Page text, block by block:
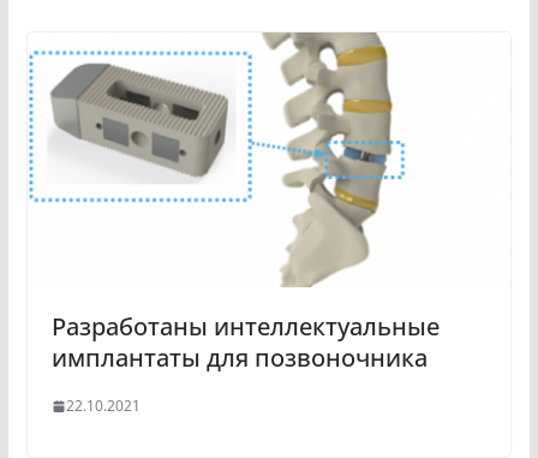
Разработаны интеллектуальные
имплантаты для позвоночника
22.10.2021